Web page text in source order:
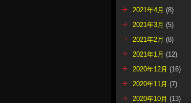
2021年4月 (8)
2021年3月 (5)
2021年2月 (8)
2021年1月 (12)
2020年12月 (16)
2020年11月 (7)
2020年10月 (13)